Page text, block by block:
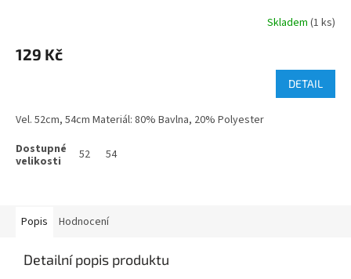
Skladem (1 ks)
129 Kč
DETAIL
Vel. 52cm, 54cm Materiál: 80% Bavlna, 20% Polyester
52 54
Popis Hodnocení
Detailní popis produktu